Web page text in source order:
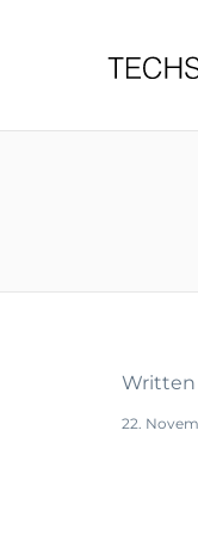
Written
22.